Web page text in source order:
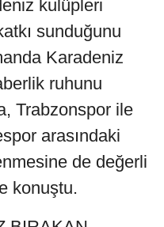
kulüpleri
sunduğunu
Karadeniz
ruhunu
Trabzonspor ile
arasındaki
de değerli
konuştu.